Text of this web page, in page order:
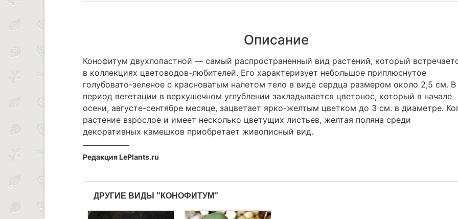
Описание
Конофитум двухлопастной — самый распространенный вид растений, который
в коллекциях цветоводов-любителей. Его характеризует небольшое приплюснутое
голубовато-зеленое с красноватым налетом тело в виде сердца размером около 2,5 см. В
период вегетации в верхушечном углублении закладывается цветонос, который в начале
осени, августе-сентябре месяце, зацветает ярко-желтым цветком до 3 см. в диаметре.
растение взрослое и имеет несколько цветущих листьев, желтая поляна среди
декоративных камешков приобретает живописный вид.
Редакция LePlants.ru
ДРУГИЕ ВИДЫ "КОНОФИТУМ"